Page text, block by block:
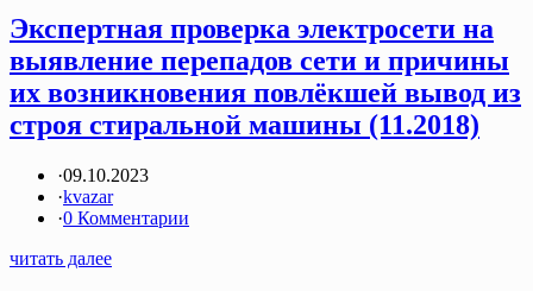
Экспертная проверка электросети на
выявление перепадов сети и причины
их возникновения повлёкшей вывод из
строя стиральной машины (11.2018)
·09.10.2023
·kvazar
·0 Комментарии
читать далее